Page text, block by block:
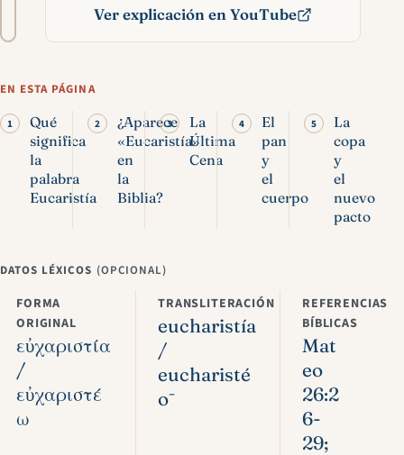
A− A+
significado y Cena del
Ver explicación en YouTube
EN ESTA PÁGINA
Qué
significa
la
palabra
Eucaristía
¿Aparece
«Eucaristía»
en
la
Biblia?
La
Última
Cena
El
pan
y
el
cuerpo
La
copa
y
el
nuevo
pacto
DATOS LÉXICOS (OPCIONAL)
FORMA
ORIGINAL
εὐχαριστία
/
εὐχαριστέ
ω
TRANSLITERACIÓN
eucharistía
/
eucharisté
ō
REFERENCIAS
BÍBLICAS
Mat
eo
26:2
6-
29;